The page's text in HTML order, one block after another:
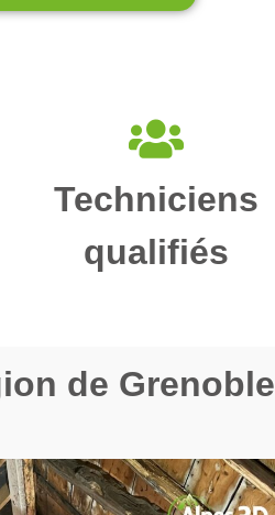
Techniciens
qualifiés
de Grenoble